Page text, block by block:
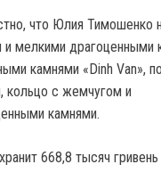
что Юлия Тимошенко
и мелкими драгоценными
камнями «Dinh Van»,
кольцо с жемчугом и
камнями.
668,8 тысяч